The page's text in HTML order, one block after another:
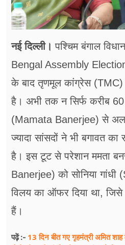
शिक्षा
नई दिल्ली। पश्चिम बंगाल
Bengal Assembly
के बाद तृणमूल कांग्रेस (TMC)
है। अभी तक न सिर्फ करीब 60
(Mamata Banerjee) से
ज्यादा सांसदों ने भी बगावत
है। इस टूट से परेशान ममता
Banerjee) को सोनिया
विलय का ऑफर दिया था, जिसे
हैं।
पढ़ें :- 13 दिन बीत गए गृहमंत्री अमित